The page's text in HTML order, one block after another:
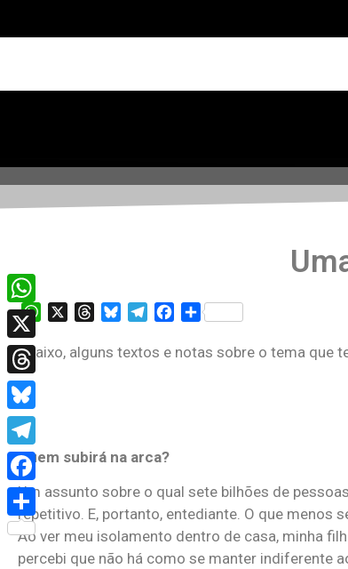
WhatsAppThreadsBlueskyTelegramFacebook
Share
Abaixo, alguns textos e notas sobre o tema que
Quem subirá na arca?
Um assunto sobre o qual sete bilhões de
repetitivo. E, portanto, entediante. O que menos
Ao ver meu isolamento dentro de casa, minha
percebi que não há como se manter indiferente
WhatsApp
X
Threads
Bluesky
Telegram
Facebook
Share